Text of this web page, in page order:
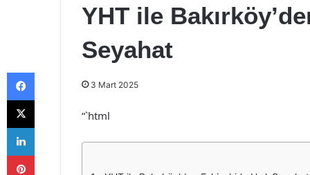
YHT ile
Seyahat
3 Mart 2025
“`html
Facebook
X
LinkedIn
Pinterest